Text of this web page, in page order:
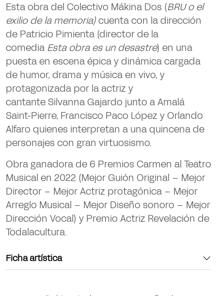
Esta obra del Colectivo Mákina Dos (BRU o el
exilio de la memoria)cuenta con la dirección
de Patricio Pimienta (director de la
comedia Esta obra es un desastre) en una
puesta en escena épica y dinámica cargada
de humor, drama y música en vivo, y
protagonizada por la actriz y
cantante Silvanna Gajardo junto aAmalá
Saint-Pierre, Francisco Paco López y Orlando
Alfaro quienes interpretan a una quincena de
personajes con gran virtuosismo.
Obra ganadora de 6 Premios Carmen al Teatro
Musical en 2022 (Mejor Guión Original – Mejor
Director – Mejor Actriz protagónica – Mejor
Arreglo Musical – Mejor Diseño sonoro – Mejor
Dirección Vocal) y Premio Actriz Revelación de
Todalacultura.
Ficha artística